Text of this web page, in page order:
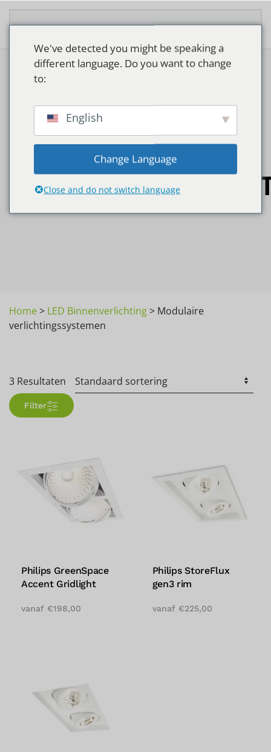
MODULAIRE
Home> LED Binnenverlichting> Modulaire
verlichtingssystemen
3 Resultaten
Filter
Philips GreenSpace
Accent Gridlight
vanaf €198,00
Philips StoreFlux
gen3 rim
vanaf €225,00
We've detected you might be speaking a
different language. Do you want to change
to:
English
Change Language
Close and do not switch language